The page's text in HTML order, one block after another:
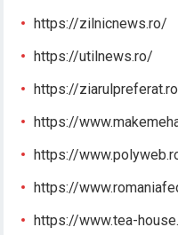
https://zilnicnews.ro/
https://utilnews.ro/
https://
https://
https://
https://
https://www.tea-